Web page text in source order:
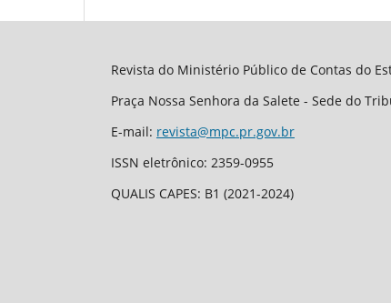
Revista do Ministério Público de Contas do
Praça Nossa Senhora da Salete - Sede do
E-mail: revista@mpc.pr.gov.br
ISSN eletrônico: 2359-0955
QUALIS CAPES: B1 (2021-2024)